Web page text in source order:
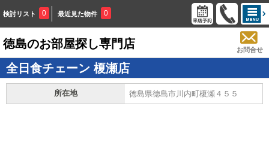
検討リスト 0 最近見た物件 0
徳島のお部屋探し専門店 お問合せ
全日食チェーン 榎瀬店
所在地 徳島県徳島市川内町榎瀬４５５